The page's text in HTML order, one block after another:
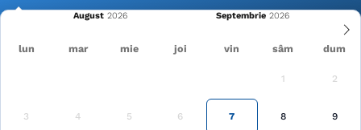
Cele mai recente
August Septembrie
lun mar mie joi vin sâm dum
1 2
3 4 5 6 7 8 9